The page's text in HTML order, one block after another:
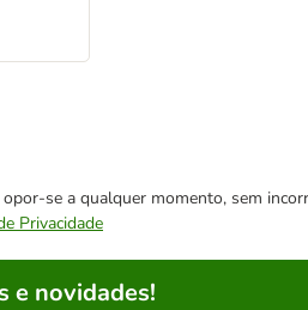
se a qualquer momento, sem
Privacidade
e novidades!